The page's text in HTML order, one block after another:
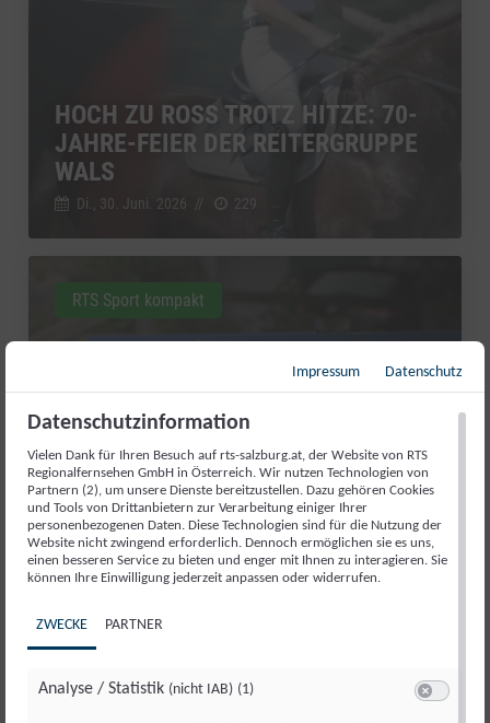
HOCH ZU ROSS TROTZ HITZE: 70-
JAHRE-FEIER DER REITERGRUPPE
WALS
Di., 30. Juni. 2026 // 229
AUFATMEN IN ABTENAU: DIE
KARKOGELBAHN IST GERETTET
Di., 30. Juni. 2026
RTS Sport kompakt
Impressum Datenschutz
Datenschutzinformation
Vielen Dank für Ihren Besuch auf rts-salzburg.at, der Website von RTS
Regionalfernsehen GmbH in Österreich. Wir nutzen Technologien von
Partnern (2), um unsere Dienste bereitzustellen. Dazu gehören Cookies
und Tools von Drittanbietern zur Verarbeitung einiger Ihrer
personenbezogenen Daten. Diese Technologien sind für die Nutzung der
Website nicht zwingend erforderlich. Dennoch ermöglichen sie es uns,
einen besseren Service zu bieten und enger mit Ihnen zu interagieren. Sie
können Ihre Einwilligung jederzeit anpassen oder widerrufen.
ZWECKE PARTNER
Analyse / Statistik (nicht IAB) (1)